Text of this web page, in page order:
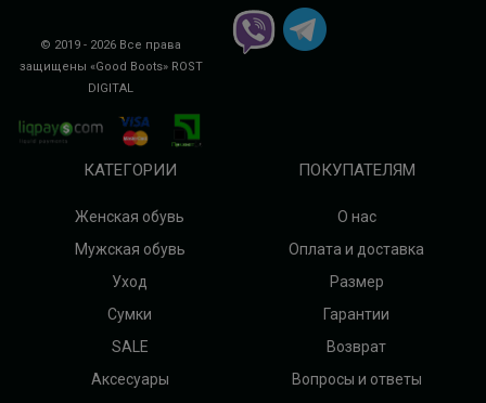
© 2019 - 2026 Все права
защищены «Good Boots» ROST
DIGITAL
КАТЕГОРИИ
Женская обувь
Мужская обувь
Уход
Сумки
SALE
Аксесуары
ПОКУПАТЕЛЯМ
О нас
Оплата и доставка
Размер
Гарантии
Возврат
Вопросы и ответы